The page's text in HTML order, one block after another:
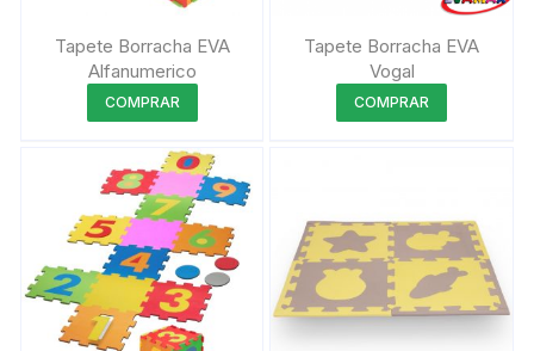
Tapete Borracha EVA
Alfanumerico
COMPRAR
produto
tem
várias
variantes.
As
opções
podem
ser
Tapete Borracha EVA
Vogal
COMPRAR
produto
As
opções
podem
ser